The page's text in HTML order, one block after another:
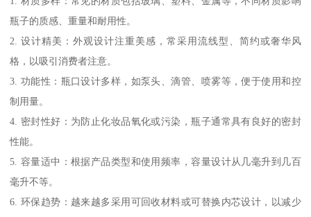
瓶子的质感、重量和耐用性。
2. 设计精美：外观设计注重美感，常采用流线型、简约或奢华风
格，以吸引消费者注意。
3. 功能性：瓶口设计多样，如泵头、滴管、喷雾等，便于使用和控
制用量。
4. 密封性好：为防止化妆品氧化或污染，瓶子通常具有良好的密封
性能。
5. 容量适中：根据产品类型和使用频率，容量设计从几毫升到几百
毫升不等。
6. 环保趋势：越来越多采用可回收材料或可替换内芯设计，以减少